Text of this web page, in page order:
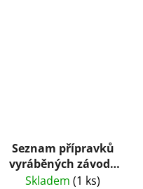
Seznam přípravků
vyráběných závody
Ministerstva
Skladem (1 ks)